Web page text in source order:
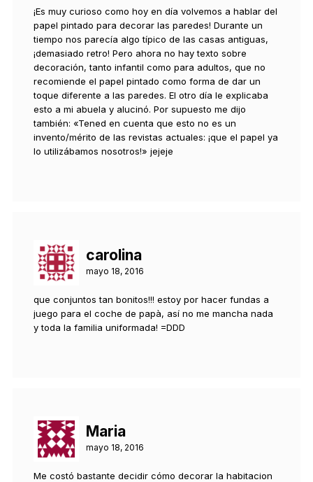
¡Es muy curioso como hoy en día volvemos a hablar del
papel pintado para decorar las paredes! Durante un
tiempo nos parecía algo típico de las casas antiguas,
¡demasiado retro! Pero ahora no hay texto sobre
decoración, tanto infantil como para adultos, que no
recomiende el papel pintado como forma de dar un
toque diferente a las paredes. El otro día le explicaba
esto a mi abuela y alucinó. Por supuesto me dijo
también: «Tened en cuenta que esto no es un
invento/mérito de las revistas actuales: ¡que el papel ya
lo utilizábamos nosotros!» jejeje
carolina
mayo 18, 2016
que conjuntos tan bonitos!!! estoy por hacer fundas a
juego para el coche de papà, así no me mancha nada
y toda la familia uniformada! =DDD
Maria
mayo 18, 2016
Me costó bastante decidir cómo decorar la habitacion